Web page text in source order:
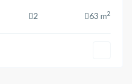
2 63 m2